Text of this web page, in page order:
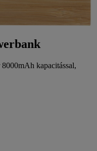
kapacitással,